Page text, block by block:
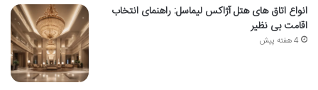
انواع اتاق های هتل آژاکس لیماسل: راهنمای انتخاب
اقامت بی نظیر
4 هفته پیش